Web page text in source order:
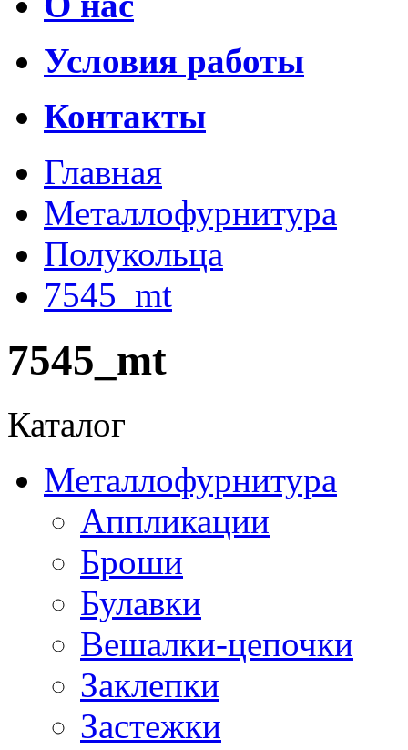
Условия работы
Контакты
Главная
Металлофурнитура
Полукольца
7545_mt
7545_mt
Каталог
Металлофурнитура
Аппликации
Броши
Булавки
Вешалки-цепочки
Заклепки
Застежки